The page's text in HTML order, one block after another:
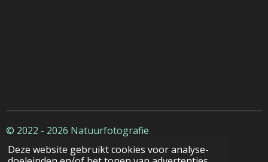
Deze website gebruikt cookies voor analyse-
© 2022 - 2026 Natuurfotografie